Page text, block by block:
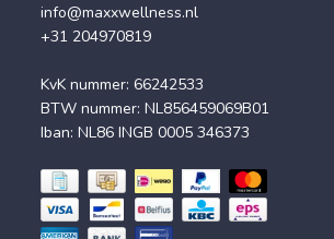
info@maxxwellness.nl
+31 204970819
KvK nummer: 66242533
BTW nummer: NL856459069B01
Iban: NL86 INGB 0005 346373